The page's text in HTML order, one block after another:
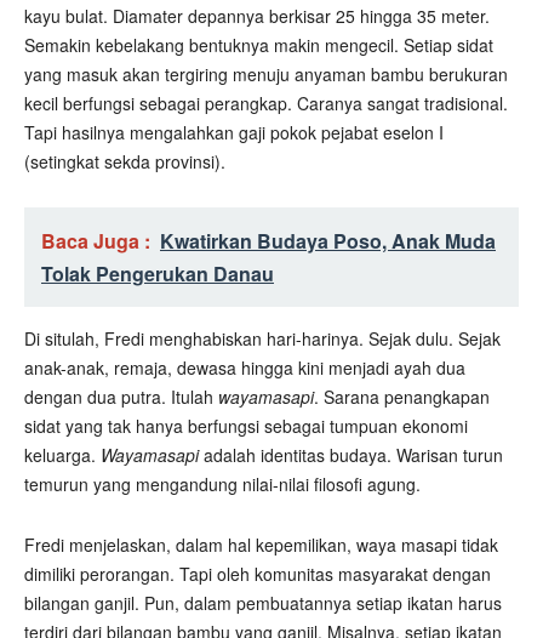
kayu bulat. Diamater depannya berkisar 25 hingga 35 meter.
Semakin kebelakang bentuknya makin mengecil. Setiap sidat
yang masuk akan tergiring menuju anyaman bambu berukuran
kecil berfungsi sebagai perangkap. Caranya sangat tradisional.
Tapi hasilnya mengalahkan gaji pokok pejabat eselon I
(setingkat sekda provinsi).
Baca Juga : Kwatirkan Budaya Poso, Anak Muda
Tolak Pengerukan Danau
Di situlah, Fredi menghabiskan hari-harinya. Sejak dulu. Sejak
anak-anak, remaja, dewasa hingga kini menjadi ayah dua
dengan dua putra. Itulah wayamasapi. Sarana penangkapan
sidat yang tak hanya berfungsi sebagai tumpuan ekonomi
keluarga. Wayamasapiadalah identitas budaya. Warisan turun
temurun yang mengandung nilai-nilai filosofi agung.
Fredi menjelaskan, dalam hal kepemilikan, waya masapi tidak
dimiliki perorangan. Tapi oleh komunitas masyarakat dengan
bilangan ganjil. Pun, dalam pembuatannya setiap ikatan harus
terdiri dari bilangan bambu yang ganjil. Misalnya, setiap ikatan